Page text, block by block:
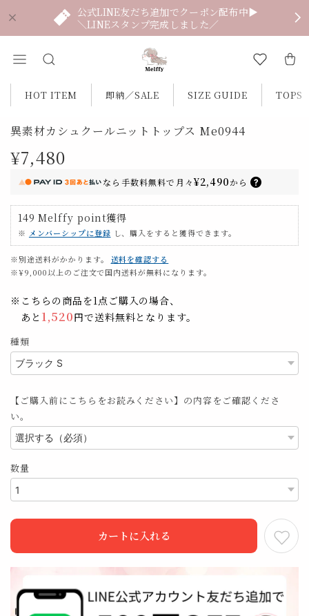
公式LINE友だち追加でクーポン配布中▶
＼LINEスタンプ完成しました／
HOT ITEM 即納／SALE SIZE GUIDE TOPS
異素材カシュクールニットトップス Me0944
¥7,480
なら 手数料無料で 月々¥2,490から
149 Melffy point獲得
※ メンバーシップに登録 し、購入をすると獲得できます。
※別途送料がかかります。
送料を確認する
※¥9,000以上のご注文で国内送料が無料になります。
※こちらの商品を1点ご購入の場合、
あと 1,520円で送料無料となります。
種類
【ご購入前にこちらをお読みください】の内容をご確認くださ
い。
数量
カートに入れる